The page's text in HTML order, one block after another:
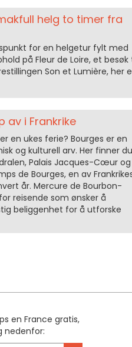
helg to timer fra
for en helgetur fylt med
på Fleur de Loire, et besøk
Son et Lumière, her
av i Frankrike
en ukes ferie? Bourges er en
og kulturell arv. Her finner du
Palais Jacques-Cœur og
de Bourges, en av
år. Mercure de Bourbon-
reisende som ønsker å
beliggenhet for å utforske
en France gratis,
nedenfor: